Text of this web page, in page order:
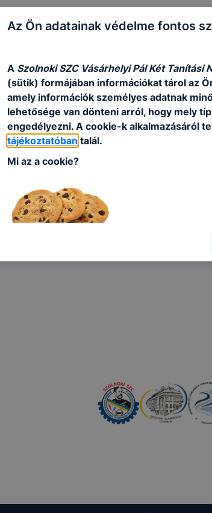
Az Ön adatainak védelme fontos
A Szolnoki SZC Vásárhelyi Pál Két Tanítási
(sütik) formájában információkat tárol az
amely információk személyes adatnak
lehetősége van dönteni arról, hogy mely
engedélyezni. A cookie-k alkalmazásáról
tájékoztatóban talál.
Mi az a cookie?
annak felmérésével, hogy a honlap
leginkább, így megtudhatjuk, hogyan
felhasználói élményt, ha ismét